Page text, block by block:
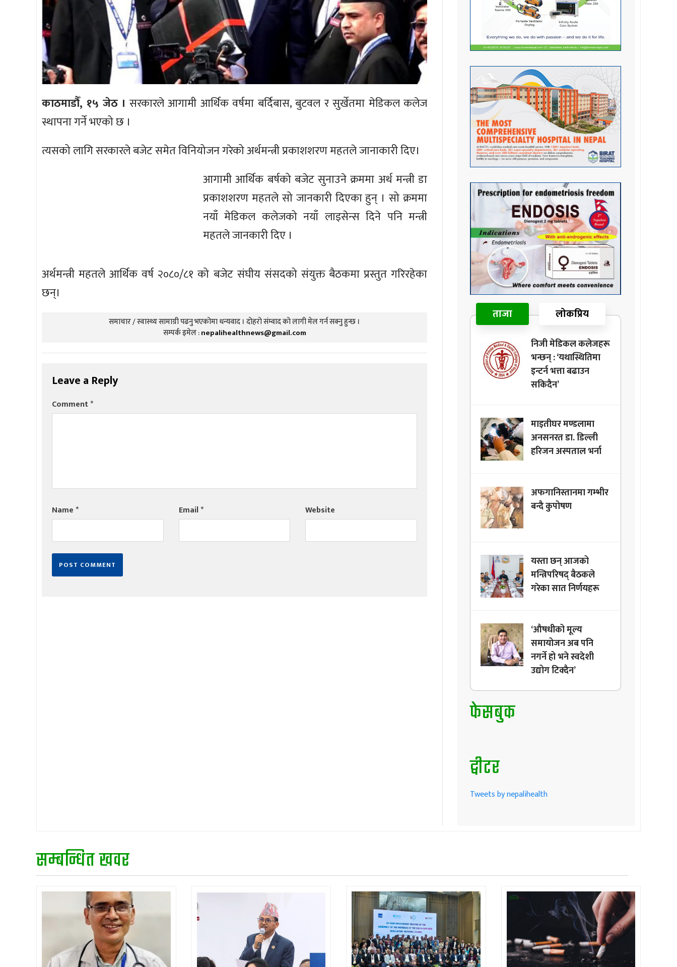
काठमाडौँ, १५ जेठ । सरकारले आगामी आर्थिक वर्षमा बर्दिबास, बुटवल र सुर्खेतमा मेडिकल कलेज
स्थापना गर्ने भएको छ ।
त्यसको लागि सरकारले बजेट समेत विनियोजन गरेको अर्थमन्त्री प्रकाशशरण महतले जानाकारी दिए।
आगामी आर्थिक बर्षको बजेट सुनाउने क्रममा अर्थ मन्त्री डा
प्रकाशशरण महतले सो जानकारी दिएका हुन् । सो क्रममा
नयाँ मेडिकल कलेजको नयाँ लाइसेन्स दिने पनि मन्त्री
महतले जानकारी दिए ।
अर्थमन्त्री महतले आर्थिक वर्ष २०८०/८१ को बजेट संघीय संसदको संयुक्त बैठकमा प्रस्तुत गरिरहेका
छन्।
समाचार / स्वास्थ्य सामाग्री पढनु भएकोमा धन्यवाद । दोहरो संम्वाद को लागी मेल गर्न सक्नु हुन्छ ।
सम्पर्क इमेल :nepalihealthnews@gmail.com
Leave a Reply
Comment*
Name* Email* Website
ताजा लोकप्रिय
निजी मेडिकल कलेजहरू
भन्छन् : ‘यथास्थितिमा
इन्टर्न भत्ता बढाउन
सकिदैन’
माइतीघर मण्डलामा
अनसनरत डा. डिल्ली
हरिजन अस्पताल भर्ना
अफगानिस्तानमा गम्भीर
बन्दै कुपोषण
यस्ता छन् आजको
मन्त्रिपरिषद् बैठकले
गरेका सात निर्णयहरू
‘औषधीको मूल्य
समायोजन अब पनि
नगर्ने हो भने स्वदेशी
उद्योग टिक्दैन’
फेसबुक
ट्वीटर
Tweets by nepalihealth
सम्बन्धित खवर